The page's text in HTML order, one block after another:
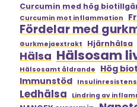
Curcumin med hög
Curcumin mot inflammation
Fördelar med
Gurkmejaextrakt Hjärnhälsa
Hälsa Hälsosam
Hälsosamt åldrande
Hög
Immunstöd Insulinresistens
Ledhälsa Lindring av